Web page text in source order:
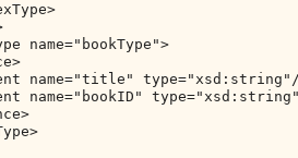
name="bookType">
name="title"
name="bookID"